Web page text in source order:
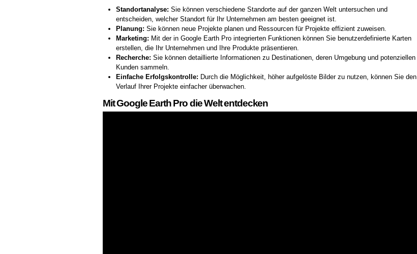
Standortanalyse: Sie können verschiedene Standorte auf der ganzen Welt untersuchen und
entscheiden, welcher Standort für Ihr Unternehmen am besten geeignet ist.
Planung: Sie können neue Projekte planen und Ressourcen für Projekte effizient zuweisen.
Marketing: Mit der in Google Earth Pro integrierten Funktionen können Sie benutzerdefinierte Karten
erstellen, die Ihr Unternehmen und Ihre Produkte präsentieren.
Recherche: Sie können detaillierte Informationen zu Destinationen, deren Umgebung und potenziellen
Kunden sammeln.
Einfache Erfolgskontrolle: Durch die Möglichkeit, höher aufgelöste Bilder zu nutzen, können Sie den
Verlauf Ihrer Projekte einfacher überwachen.
Mit Google Earth Pro die Welt entdecken